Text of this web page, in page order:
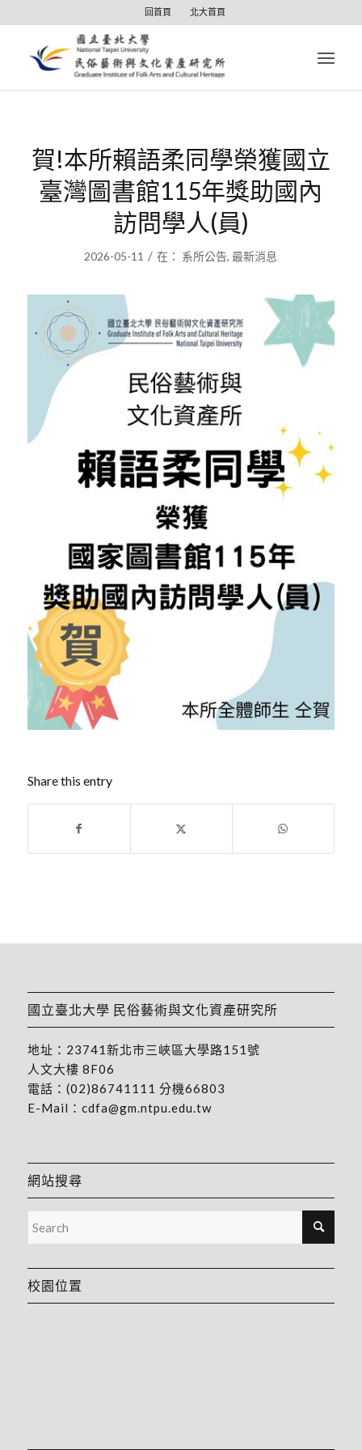
回首頁 北大首頁
賀!本所賴語柔同學榮獲國立
臺灣圖書館115年獎助國內
訪問學人(員)
2026-05-11 / 在： 系所公告,最新消息
Share this entry
國立臺北大學 民俗藝術與文化資產研究所
地址： 23741新北市三峽區大學路151號
人文大樓 8F06
電話： (02)86741111 分機66803
E-Mail： cdfa@gm.ntpu.edu.tw
網站搜尋
校園位置